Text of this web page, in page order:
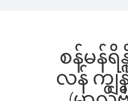
စန်မန်
လန် ကျွ